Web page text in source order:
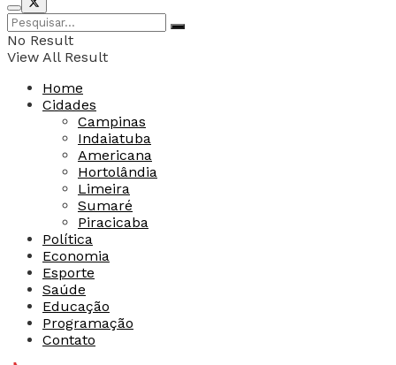
No Result
View All Result
Home
Cidades
Campinas
Indaiatuba
Americana
Hortolândia
Limeira
Sumaré
Piracicaba
Política
Economia
Esporte
Saúde
Educação
Programação
Contato